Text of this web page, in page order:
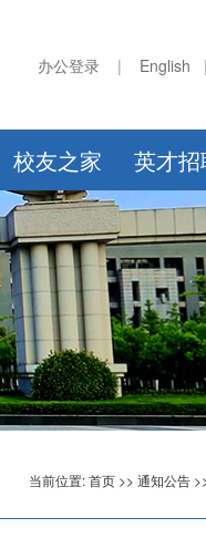
办公登录 | English
校友之家 英才
当前位置:首页 >> 通知公告